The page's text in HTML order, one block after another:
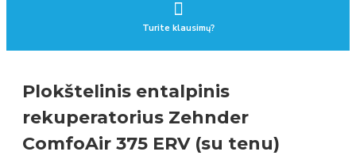
Turite klausimų?
Plokštelinis entalpinis
rekuperatorius Zehnder
ComfoAir 375 ERV (su tenu)